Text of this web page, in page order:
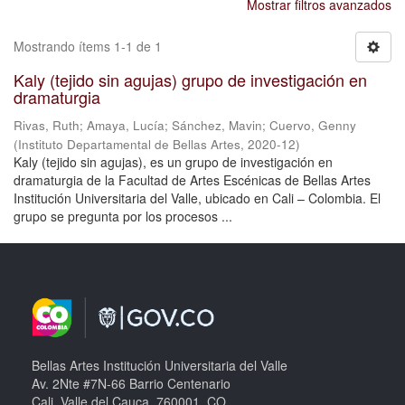
Mostrar filtros avanzados
Mostrando ítems 1-1 de 1
Kaly (tejido sin agujas) grupo de investigación en
dramaturgia
Rivas, Ruth; Amaya, Lucía; Sánchez, Mavin; Cuervo, Genny
(Instituto Departamental de Bellas Artes, 2020-12)
Kaly (tejido sin agujas), es un grupo de investigación en
dramaturgia de la Facultad de Artes Escénicas de Bellas Artes
Institución Universitaria del Valle, ubicado en Cali – Colombia. El
grupo se pregunta por los procesos ...
Bellas Artes Institución Universitaria del Valle
Av. 2Nte #7N-66 Barrio Centenario
Cali, Valle del Cauca, 760001, CO